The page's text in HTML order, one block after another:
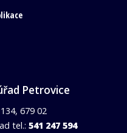
Petrovice
679 02
tel.: 541 247 594